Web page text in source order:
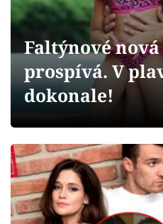
Videa
Sledujte prima+
Sledujte nás
Faltýnové
prospívá. V
dokonale!